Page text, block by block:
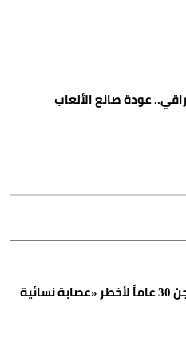
عودة صانع الألعاب
أنوثة سامة.. السجن 30 عاماً لأخطر «عصابة نسائية